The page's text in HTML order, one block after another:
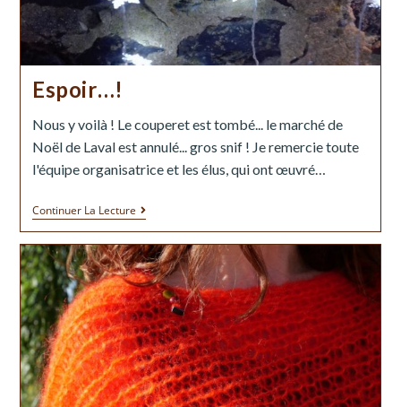
Espoir…!
Nous y voilà ! Le couperet est tombé... le marché de
Noël de Laval est annulé... gros snif ! Je remercie toute
l'équipe organisatrice et les élus, qui ont œuvré…
Continuer La Lecture